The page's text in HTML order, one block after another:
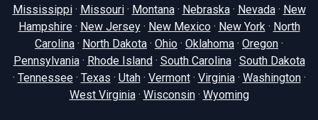
Mississippi· Missouri· Montana· Nebraska· Nevada· New
Hampshire· New Jersey· New Mexico· New York · North
Carolina · North Dakota · Ohio · Oklahoma · Oregon ·
Pennsylvania· Rhode Island· South Carolina· South Dakota
· Tennessee· Texas · Utah· Vermont· Virginia· Washington·
West Virginia· Wisconsin· Wyoming